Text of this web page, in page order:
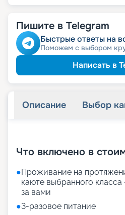
Пишите в Telegram
Быстрые ответы на
Поможем с выбором
Написать в
Описание Выбор
Что включено в
●Проживание на
каюте выбранного класса
за вами
●3-разовое питание